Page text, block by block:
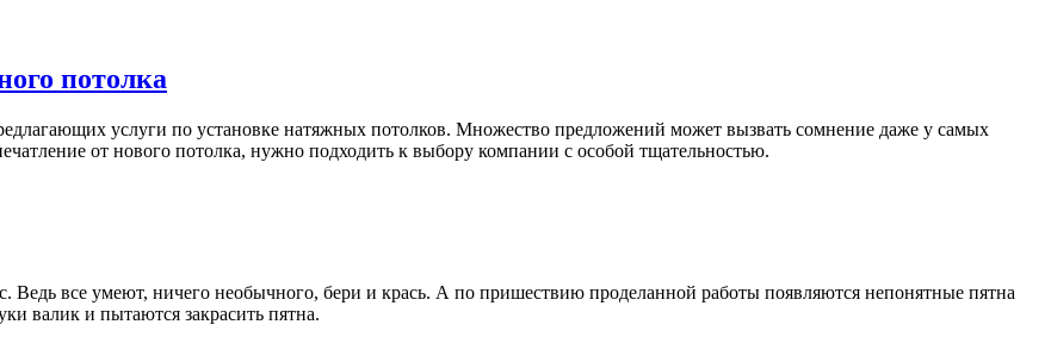
потолка
услуги по установке натяжных потолков. Множество предложений может вызвать сомнение даже у самых
от нового потолка, нужно подходить к выбору компании с особой тщательностью.
Ведь все умеют, ничего необычного, бери и крась. А по пришествию проделанной работы появляются непонятные пятна
валик и пытаются закрасить пятна.